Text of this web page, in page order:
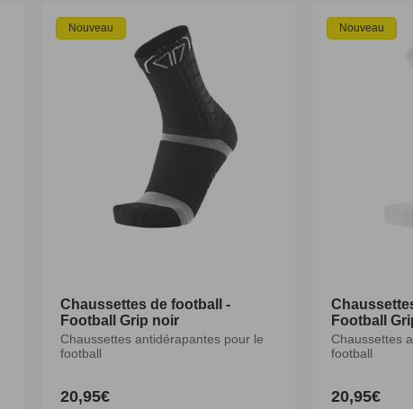
Nouveau
Chaussettes de football -
Football Grip noir
Chaussettes antidérapantes pour le
football
Prix
20,95€
Chaussettes de football -
Football Grip noir
Chaussettes antidérapantes pour le
football
Prix
20,95€
Nouveau
Football
Chaussettes
football
Prix
20,95€
Football
Chaussettes
football
Prix
20,95€